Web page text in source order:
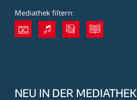
Mediathek filtern:
NEU IN DER MEDIATHEK